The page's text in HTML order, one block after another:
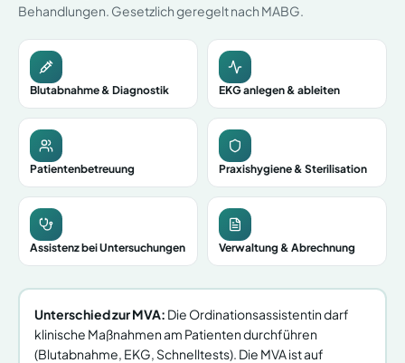
Behandlungen. Gesetzlich geregelt nach MABG.
Blutabnahme & Diagnostik EKG anlegen & ableiten
Patientenbetreuung Praxishygiene & Sterilisation
Assistenz bei Untersuchungen Verwaltung & Abrechnung
Unterschied zur MVA: Die Ordinationsassistentin darf
klinische Maßnahmen am Patienten durchführen
(Blutabnahme, EKG, Schnelltests). Die MVA ist auf